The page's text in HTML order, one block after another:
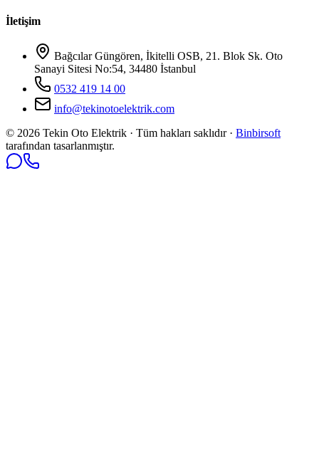
İletişim
Bağcılar Güngören, İkitelli OSB, 21. Blok Sk. Oto
Sanayi Sitesi No:54, 34480 İstanbul
0532 419 14 00
info@tekinotoelektrik.com
© 2026 Tekin Oto Elektrik · Tüm hakları saklıdır · Binbirsoft
tarafından tasarlanmıştır.